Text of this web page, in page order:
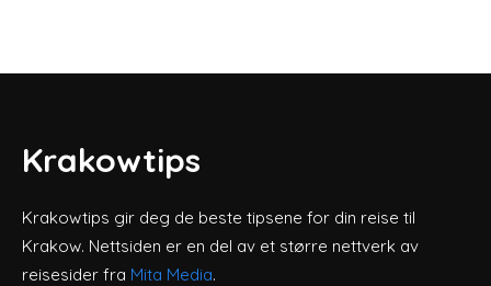
Krakowtips
Krakowtips gir deg de beste tipsene for din reise til
Krakow. Nettsiden er en del av et større nettverk av
reisesider fra Mita Media.